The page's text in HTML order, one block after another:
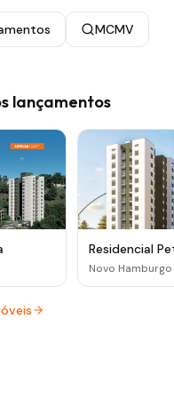
MCMV
lançamentos
Residencial
Novo Hamburgo